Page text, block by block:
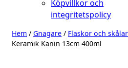
Köpvillkor och
integritetspolicy
Hem / Gnagare / Flaskor och
Keramik Kanin 13cm 400ml